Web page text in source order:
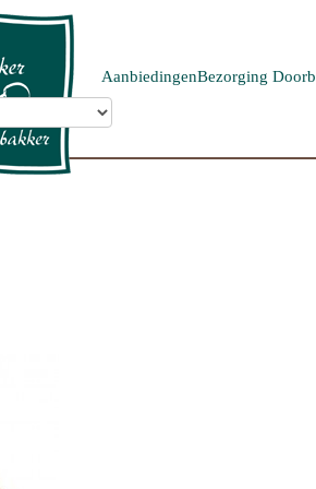
AanbiedingenBezorging Doorb